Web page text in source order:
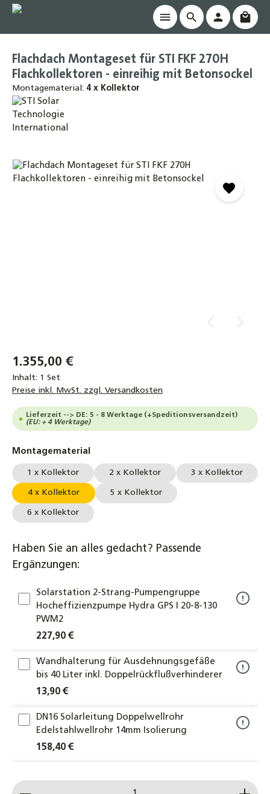
springen
Flachdach Montageset für STI FKF 270H
Flachkollektoren - einreihig mit Betonsockel
Montagematerial: 4 x Kollektor
Bildergalerie überspringen
1.355,00 €
Inhalt: 1 Set
Preise inkl. MwSt. zzgl. Versandkosten
Lieferzeit --> DE: 5 - 8 Werktage (+Speditionsversandzeit)
(EU: + 4 Werktage)
Montagematerial
1 x Kollektor 2 x Kollektor 3 x Kollektor
4 x Kollektor 5 x Kollektor
6 x Kollektor
Haben Sie an alles gedacht? Passende
Ergänzungen:
Solarstation 2-Strang-Pumpengruppe
Hocheffizienzpumpe Hydra GPS I 20-8-130
PWM2
227,90 €
Wandhalterung für Ausdehnungsgefäße
bis 40 Liter inkl. Doppelrückflußverhinderer
13,90 €
DN16 Solarleitung Doppelwellrohr
Edelstahlwellrohr 14mm Isolierung
158,40 €
Produkt Anzahl: Gib den gewünschten Wert ein